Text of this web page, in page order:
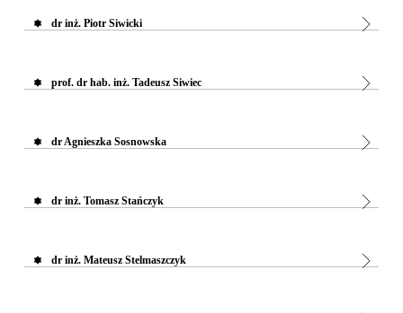
dr inż. Piotr Siwicki
prof. dr hab. inż. Tadeusz Siwiec
dr Agnieszka Sosnowska
dr inż. Tomasz Stańczyk
dr inż. Mateusz Stelmaszczyk